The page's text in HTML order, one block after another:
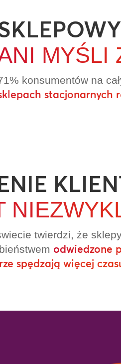
MYŚLI
konsumentów na
stacjonarnych
twierdzi, że
odwiedzone
spędzają więcej